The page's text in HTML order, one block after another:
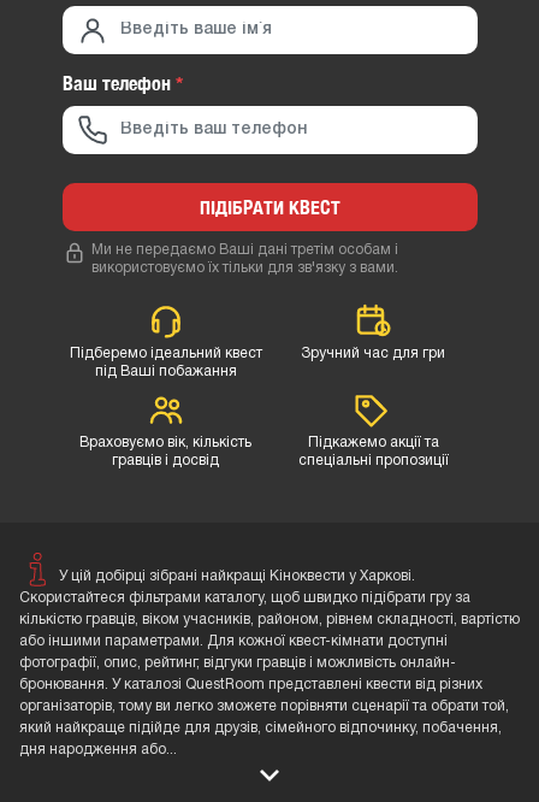
Ваш телефон*
ПІДІБРАТИ КВЕСТ
Ми не передаємо Ваші дані третім особам і
використовуємо їх тільки для зв'язку з вами.
Підберемо ідеальний квест
під Ваші побажання
Зручний час для гри
Враховуємо вік, кількість
гравців і досвід
Підкажемо акції та
спеціальні пропозиції
У цій добірці зібрані найкращі Кіноквести у Харкові.
Скористайтеся фільтрами каталогу, щоб швидко підібрати гру за
кількістю гравців, віком учасників, районом, рівнем складності, вартістю
або іншими параметрами. Для кожної квест-кімнати доступні
фотографії, опис, рейтинг, відгуки гравців і можливість онлайн-
бронювання. У каталозі QuestRoom представлені квести від різних
організаторів, тому ви легко зможете порівняти сценарії та обрати той,
який найкраще підійде для друзів, сімейного відпочинку, побачення,
дня народження або